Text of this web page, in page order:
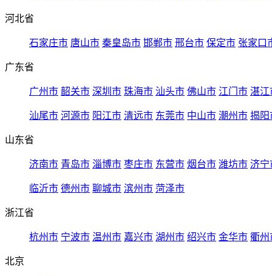
河北省
石家庄市 唐山市 秦皇岛市 邯郸市 邢台市 保定市 张家口
广东省
广州市 韶关市 深圳市 珠海市 汕头市 佛山市 江门市 湛江
汕尾市 河源市 阳江市 清远市 东莞市 中山市 潮州市 揭阳
山东省
济南市 青岛市 淄博市 枣庄市 东营市 烟台市 潍坊市 济宁
临沂市 德州市 聊城市 滨州市 菏泽市
浙江省
杭州市 宁波市 温州市 嘉兴市 湖州市 绍兴市 金华市 衢州
北京